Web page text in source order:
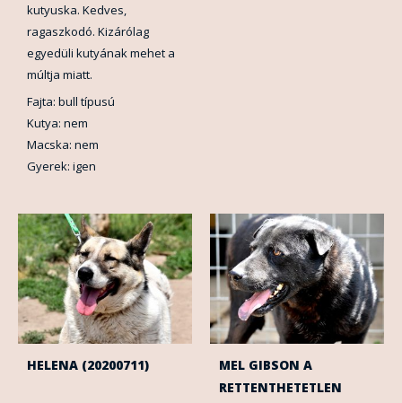
kutyuska. Kedves,
ragaszkodó. Kizárólag
egyedüli kutyának mehet a
múltja miatt.
Fajta: bull típusú
Kutya: nem
Macska: nem
Gyerek: igen
HELENA (20200711)
MEL GIBSON A
RETTENTHETETLEN